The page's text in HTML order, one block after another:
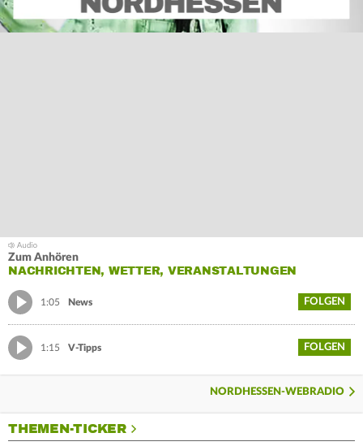
Zum Anhören
NACHRICHTEN, WETTER, VERANSTALTUNGEN
1:05 News FOLGEN
1:15 V-Tipps FOLGEN
NORDHESSEN-WEBRADIO
THEMEN-TICKER